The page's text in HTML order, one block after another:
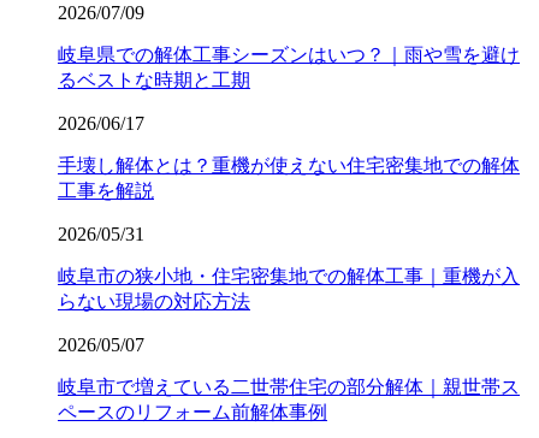
2026/07/09
岐阜県での解体工事シーズンはいつ？｜雨や雪を避け
るベストな時期と工期
2026/06/17
手壊し解体とは？重機が使えない住宅密集地での解体
工事を解説
2026/05/31
岐阜市の狭小地・住宅密集地での解体工事｜重機が入
らない現場の対応方法
2026/05/07
岐阜市で増えている二世帯住宅の部分解体｜親世帯ス
ペースのリフォーム前解体事例